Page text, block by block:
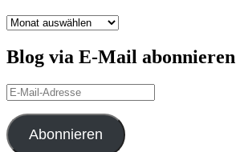
Archiv
Blog via E-Mail abonnieren
E-
Mail-
Adresse
Abonnieren